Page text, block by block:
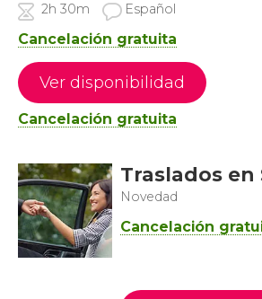
2h 30m
Español
Cancelación gratuita
Ver disponibilidad
Cancelación gratuita
Traslados en
Novedad
Cancelación